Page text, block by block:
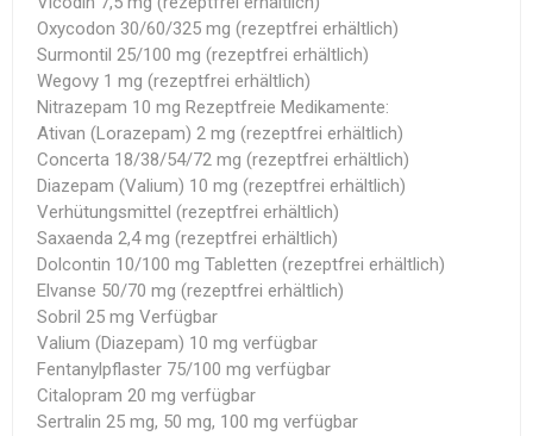
Oxycodon 30/60/325 mg (rezeptfrei erhältlich)
Surmontil 25/100 mg (rezeptfrei erhältlich)
Wegovy 1 mg (rezeptfrei erhältlich)
Nitrazepam 10 mg Rezeptfreie Medikamente:
Ativan (Lorazepam) 2 mg (rezeptfrei erhältlich)
Concerta 18/38/54/72 mg (rezeptfrei erhältlich)
Diazepam (Valium) 10 mg (rezeptfrei erhältlich)
Verhütungsmittel (rezeptfrei erhältlich)
Saxaenda 2,4 mg (rezeptfrei erhältlich)
Dolcontin 10/100 mg Tabletten (rezeptfrei erhältlich)
Elvanse 50/70 mg (rezeptfrei erhältlich)
Sobril 25 mg Verfügbar
Valium (Diazepam) 10 mg verfügbar
Fentanylpflaster 75/100 mg verfügbar
Citalopram 20 mg verfügbar
Sertralin 25 mg, 50 mg, 100 mg verfügbar